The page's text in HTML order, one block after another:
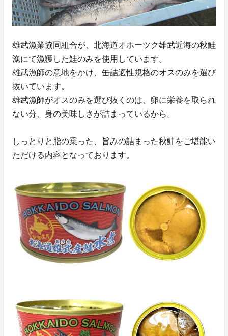
雄武漁業協同組合が、北海道オホーツク雄武近海の秋鮭
漁にて漁獲した鮭のみを使用しています。
雄武漁師の意地をかけ、缶詰適性規格のオスのみを選び
抜いています。
雄武漁師がオスのみを選び抜くのは、卵に栄養を取られ
ない分、身の美味しさが詰まっているから。
しっとりと脂の乗った、旨みの詰まった秋鮭をご堪能い
ただける内容となっております。